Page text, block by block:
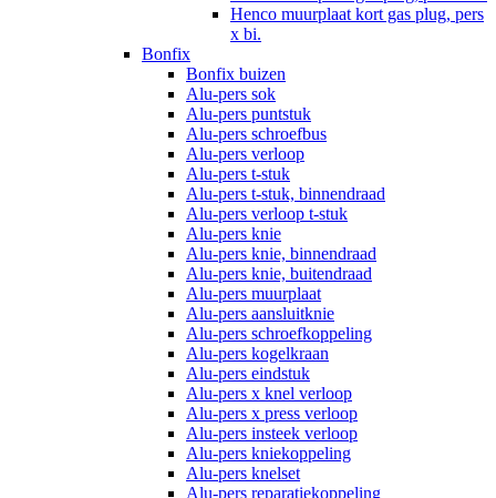
Henco muurplaat kort gas plug, pers
x bi.
Bonfix
Bonfix buizen
Alu-pers sok
Alu-pers puntstuk
Alu-pers schroefbus
Alu-pers verloop
Alu-pers t-stuk
Alu-pers t-stuk, binnendraad
Alu-pers verloop t-stuk
Alu-pers knie
Alu-pers knie, binnendraad
Alu-pers knie, buitendraad
Alu-pers muurplaat
Alu-pers aansluitknie
Alu-pers schroefkoppeling
Alu-pers kogelkraan
Alu-pers eindstuk
Alu-pers x knel verloop
Alu-pers x press verloop
Alu-pers insteek verloop
Alu-pers kniekoppeling
Alu-pers knelset
Alu-pers reparatiekoppeling